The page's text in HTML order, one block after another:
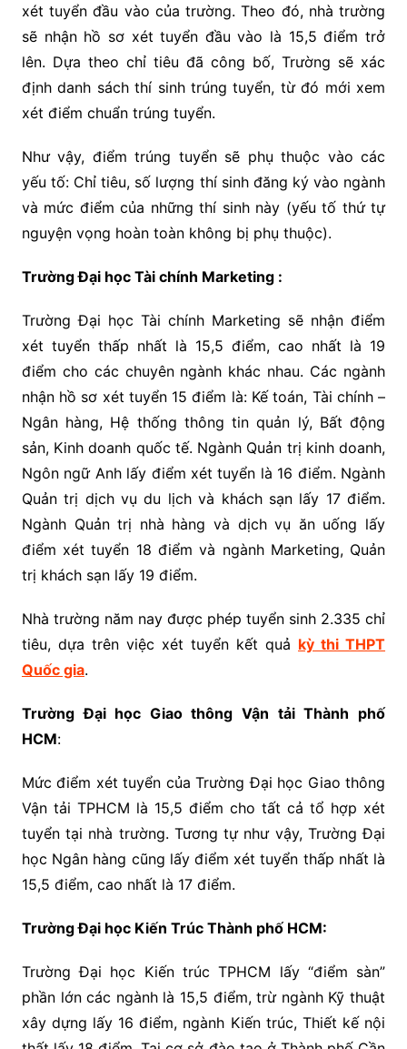
xét tuyển đầu vào của trường. Theo đó, nhà trường
sẽ nhận hồ sơ xét tuyển đầu vào là 15,5 điểm trở
lên. Dựa theo chỉ tiêu đã công bố, Trường sẽ xác
định danh sách thí sinh trúng tuyển, từ đó mới xem
xét điểm chuẩn trúng tuyển.
Như vậy, điểm trúng tuyển sẽ phụ thuộc vào các
yếu tố: Chỉ tiêu, số lượng thí sinh đăng ký vào ngành
và mức điểm của những thí sinh này (yếu tố thứ tự
nguyện vọng hoàn toàn không bị phụ thuộc).
Trường Đại học Tài chính Marketing :
Trường Đại học Tài chính Marketing sẽ nhận điểm
xét tuyển thấp nhất là 15,5 điểm, cao nhất là 19
điểm cho các chuyên ngành khác nhau. Các ngành
nhận hồ sơ xét tuyển 15 điểm là: Kế toán, Tài chính –
Ngân hàng, Hệ thống thông tin quản lý, Bất động
sản, Kinh doanh quốc tế. Ngành Quản trị kinh doanh,
Ngôn ngữ Anh lấy điểm xét tuyển là 16 điểm. Ngành
Quản trị dịch vụ du lịch và khách sạn lấy 17 điểm.
Ngành Quản trị nhà hàng và dịch vụ ăn uống lấy
điểm xét tuyển 18 điểm và ngành Marketing, Quản
trị khách sạn lấy 19 điểm.
Nhà trường năm nay được phép tuyển sinh 2.335 chỉ
tiêu, dựa trên việc xét tuyển kết quả kỳ thi THPT
Quốc gia.
Trường Đại học Giao thông Vận tải Thành phố
HCM:
Mức điểm xét tuyển của Trường Đại học Giao thông
Vận tải TPHCM là 15,5 điểm cho tất cả tổ hợp xét
tuyển tại nhà trường. Tương tự như vậy, Trường Đại
học Ngân hàng cũng lấy điểm xét tuyển thấp nhất là
15,5 điểm, cao nhất là 17 điểm.
Trường Đại học Kiến Trúc Thành phố HCM:
Trường Đại học Kiến trúc TPHCM lấy “điểm sàn”
phần lớn các ngành là 15,5 điểm, trừ ngành Kỹ thuật
xây dựng lấy 16 điểm, ngành Kiến trúc, Thiết kế nội